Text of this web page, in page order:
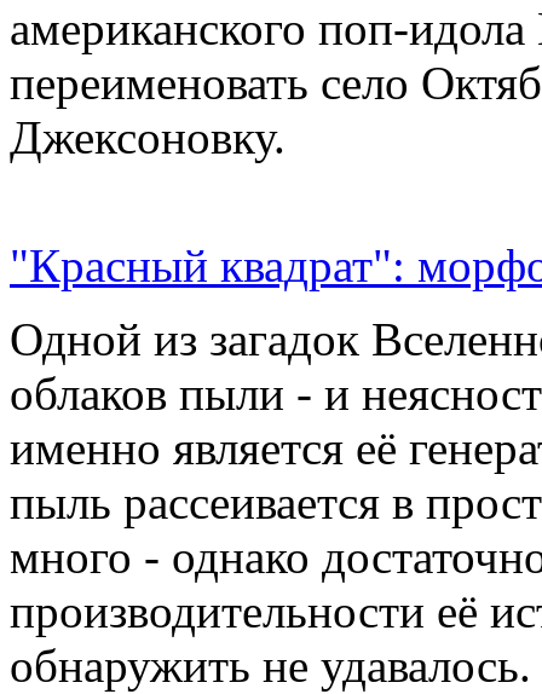
американского поп-
переименовать село
Джексоновку.
"Красный квадрат":
Одной из загадок
облаков пыли - и
именно является её
пыль рассеивается в
много - однако
производительности её
обнаружить не удавалось.